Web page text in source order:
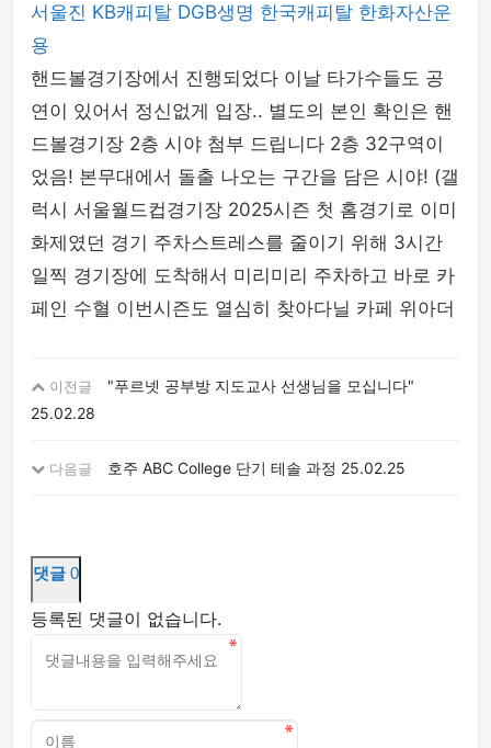
서울진 KB캐피탈 DGB생명 한국캐피탈 한화자산운
용
핸드볼경기장에서 진행되었다 이날 타가수들도 공
연이 있어서 정신없게 입장.. 별도의 본인 확인은 핸
드볼경기장 2층 시야 첨부 드립니다 2층 32구역이
었음! 본무대에서 돌출 나오는 구간을 담은 시야! (갤
럭시 서울월드컵경기장 2025시즌 첫 홈경기로 이미
화제였던 경기 주차스트레스를 줄이기 위해 3시간
일찍 경기장에 도착해서 미리미리 주차하고 바로 카
페인 수혈 이번시즌도 열심히 찾아다닐 카페 위아더
이전글
"푸르넷 공부방 지도교사 선생님을 모십니다"
25.02.28
다음글 호주 ABC College 단기 테솔 과정 25.02.25
댓글 0
등록된 댓글이 없습니다.